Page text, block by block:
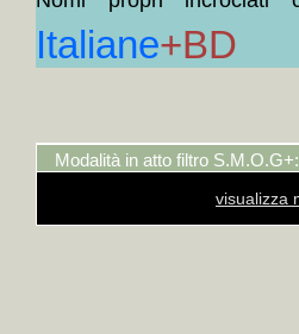
Italiane+BD
Modalità in atto filtro
visualizza